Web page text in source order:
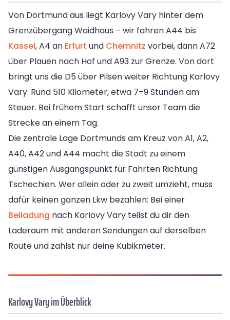
Von Dortmund aus liegt Karlovy Vary hinter dem
Grenzübergang Waidhaus – wir fahren A44 bis
Kassel, A4 an Erfurt und Chemnitz vorbei, dann A72
über Plauen nach Hof und A93 zur Grenze. Von dort
bringt uns die D5 über Pilsen weiter Richtung Karlovy
Vary. Rund 510 Kilometer, etwa 7–9 Stunden am
Steuer. Bei frühem Start schafft unser Team die
Strecke an einem Tag.
Die zentrale Lage Dortmunds am Kreuz von A1, A2,
A40, A42 und A44 macht die Stadt zu einem
günstigen Ausgangspunkt für Fahrten Richtung
Tschechien. Wer allein oder zu zweit umzieht, muss
dafür keinen ganzen Lkw bezahlen: Bei einer
Beiladung nach Karlovy Vary teilst du dir den
Laderaum mit anderen Sendungen auf derselben
Route und zahlst nur deine Kubikmeter.
Karlovy Vary im Überblick